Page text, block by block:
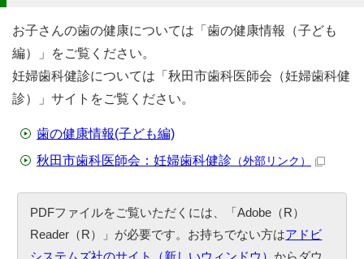
お子さんの歯の健康については「歯の健康情報（子ども
編）」をご覧ください。
妊婦歯科健診については「秋田市歯科医師会（妊婦歯科健
診）」サイトをご覧ください。
歯の健康情報(子ども編)
秋田市歯科医師会：妊婦歯科健診 （外部リンク）
PDFファイルをご覧いただくには、「Adobe（R）
Reader（R）」が必要です。お持ちでない方はアドビ
システムズ社のサイト（新しいウィンドウ）からダウ